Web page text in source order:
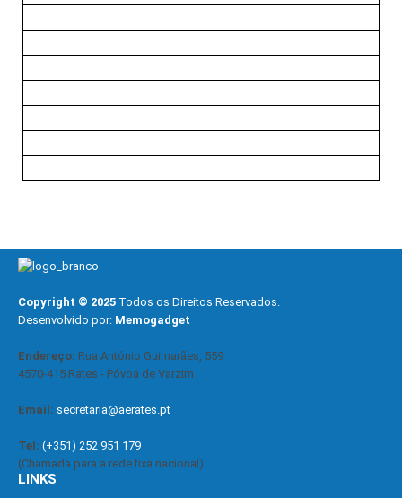
Copyright © 2025 Todos os Direitos Reservados.
Desenvolvido por: Memogadget
Endereço: Rua António Guimarães, 559
4570-415 Rates - Póvoa de Varzim
Email: secretaria@aerates.pt
Tel: (+351) 252 951 179
(Chamada para a rede fixa nacional)
LINKS